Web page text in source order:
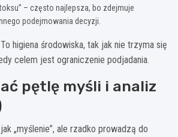
– często najlepsza, bo zdejmuje
podejmowania decyzji.
higiena środowiska, tak jak nie trzyma się
celem jest ograniczenie podjadania.
pętlę myśli i analiz
„myślenie”, ale rzadko prowadzą do